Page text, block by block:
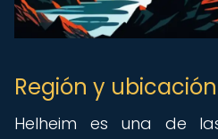
Región y
Helheim es una de